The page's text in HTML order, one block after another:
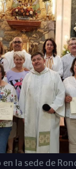
la sede de